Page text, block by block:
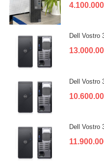
Dell Vostro
Dell Vostro
Dell Vostro